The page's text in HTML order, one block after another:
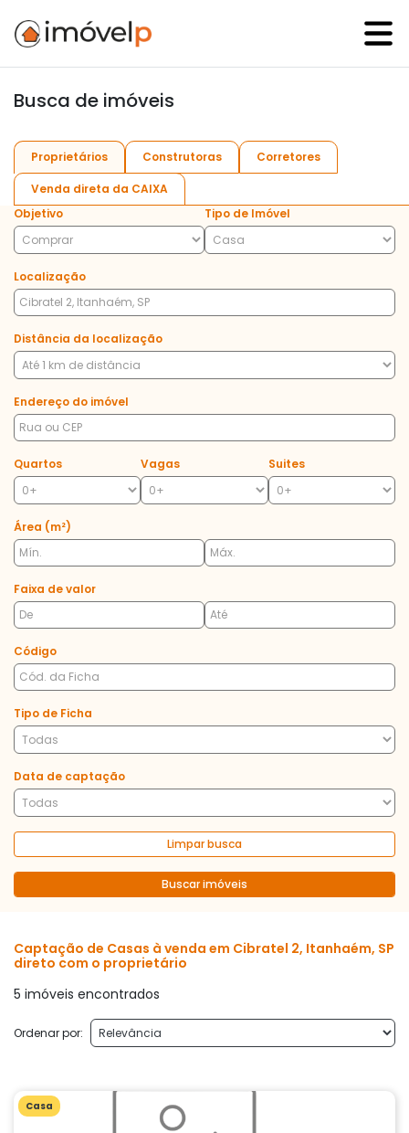
Busca de imóveis
Proprietários Construtoras Corretores
Venda direta da CAIXA
Objetivo
Tipo de Imóvel
Localização
Distância da localização
Endereço do imóvel
Quartos Vagas Suites
Área (m²)
Faixa de valor
Código
Tipo de Ficha
Data de captação
Limpar busca
Buscar imóveis
Captação de Casas à venda em Cibratel 2, Itanhaém, SP
direto com o proprietário
5 imóveis encontrados
Ordenar por:
Casa